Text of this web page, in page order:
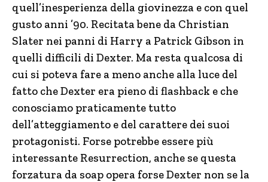
quell’inesperienza della giovinezza e con quel
gusto anni ’90. Recitata bene da Christian
Slater nei panni di Harry a Patrick Gibson in
quelli difficili di Dexter. Ma resta qualcosa di
cui si poteva fare a meno anche alla luce del
fatto che Dexter era pieno di flashback e che
conosciamo praticamente tutto
dell’atteggiamento e del carattere dei suoi
protagonisti. Forse potrebbe essere più
interessante Resurrection, anche se questa
forzatura da soap opera forse Dexter non se la